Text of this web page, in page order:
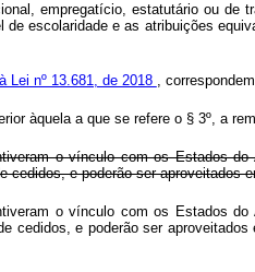
empregatício, estatutário ou
escolaridade e as atribuições
Lei nº 13.681, de 2018 ,
àquela a que se refere o § 3º, a
o vínculo com os Estados
e poderão ser aproveitados
o vínculo com os Estados
cedidos, e poderão ser